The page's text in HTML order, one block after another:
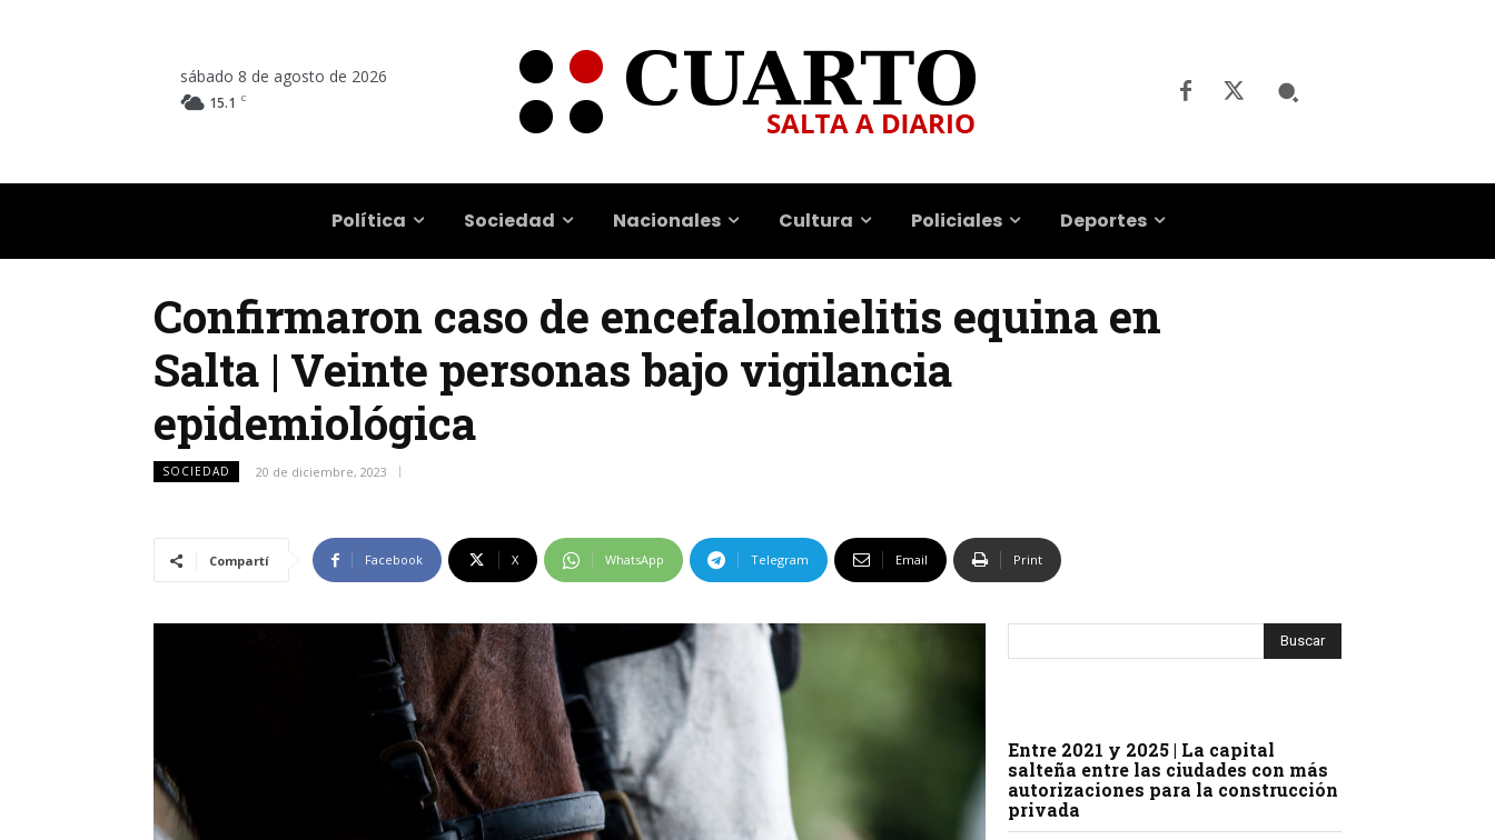
sábado 8 de agosto de 2026
15.1 C
Política Sociedad Nacionales Cultura Policiales Deportes
Confirmaron caso de encefalomielitis equina en
Salta | Veinte personas bajo vigilancia
epidemiológica
SOCIEDAD 20 de diciembre, 2023
Compartí Facebook X WhatsApp Telegram Email Print
Entre 2021 y 2025 | La capital
salteña entre las ciudades con más
autorizaciones para la construcción
privada